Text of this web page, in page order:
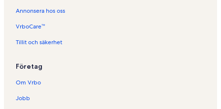
Annonsera hos oss
VrboCare™
Tillit och säkerhet
Företag
Om Vrbo
Jobb